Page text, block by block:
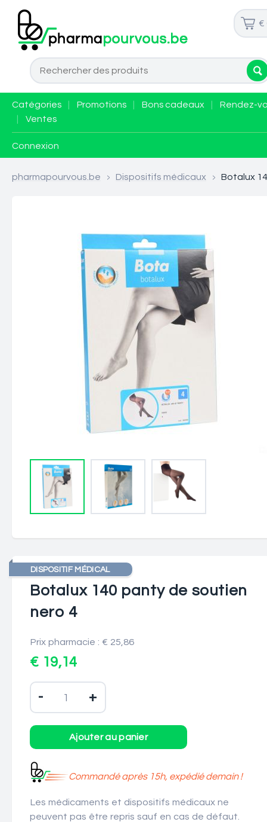
€
Catégories Promotions Bons cadeaux
Rendez-
Ventes
Connexion
pharmapourvous.be > Dispositifs médicaux > Botalux
DISPOSITIF MÉDICAL
Botalux 140 panty de soutien
nero 4
Prix pharmacie : € 25,86
€ 19,14
- +
Commandé après 15h, expédié demain !
Les médicaments et dispositifs médicaux ne
peuvent pas être repris sauf en cas de défaut.